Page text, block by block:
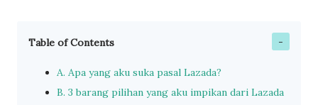
Table of Contents
A. Apa yang aku suka pasal Lazada?
B. 3 barang pilihan yang aku impikan dari Lazada